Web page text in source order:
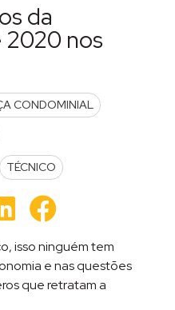
da
2020 nos
CONDOMINIAL
TÉCNICO
Clique
para
compartilhar
em
nova
janela)
em
nova
janela)
isso ninguém tem
e nas questões
que retratam a